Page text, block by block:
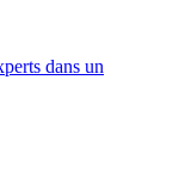
dans un